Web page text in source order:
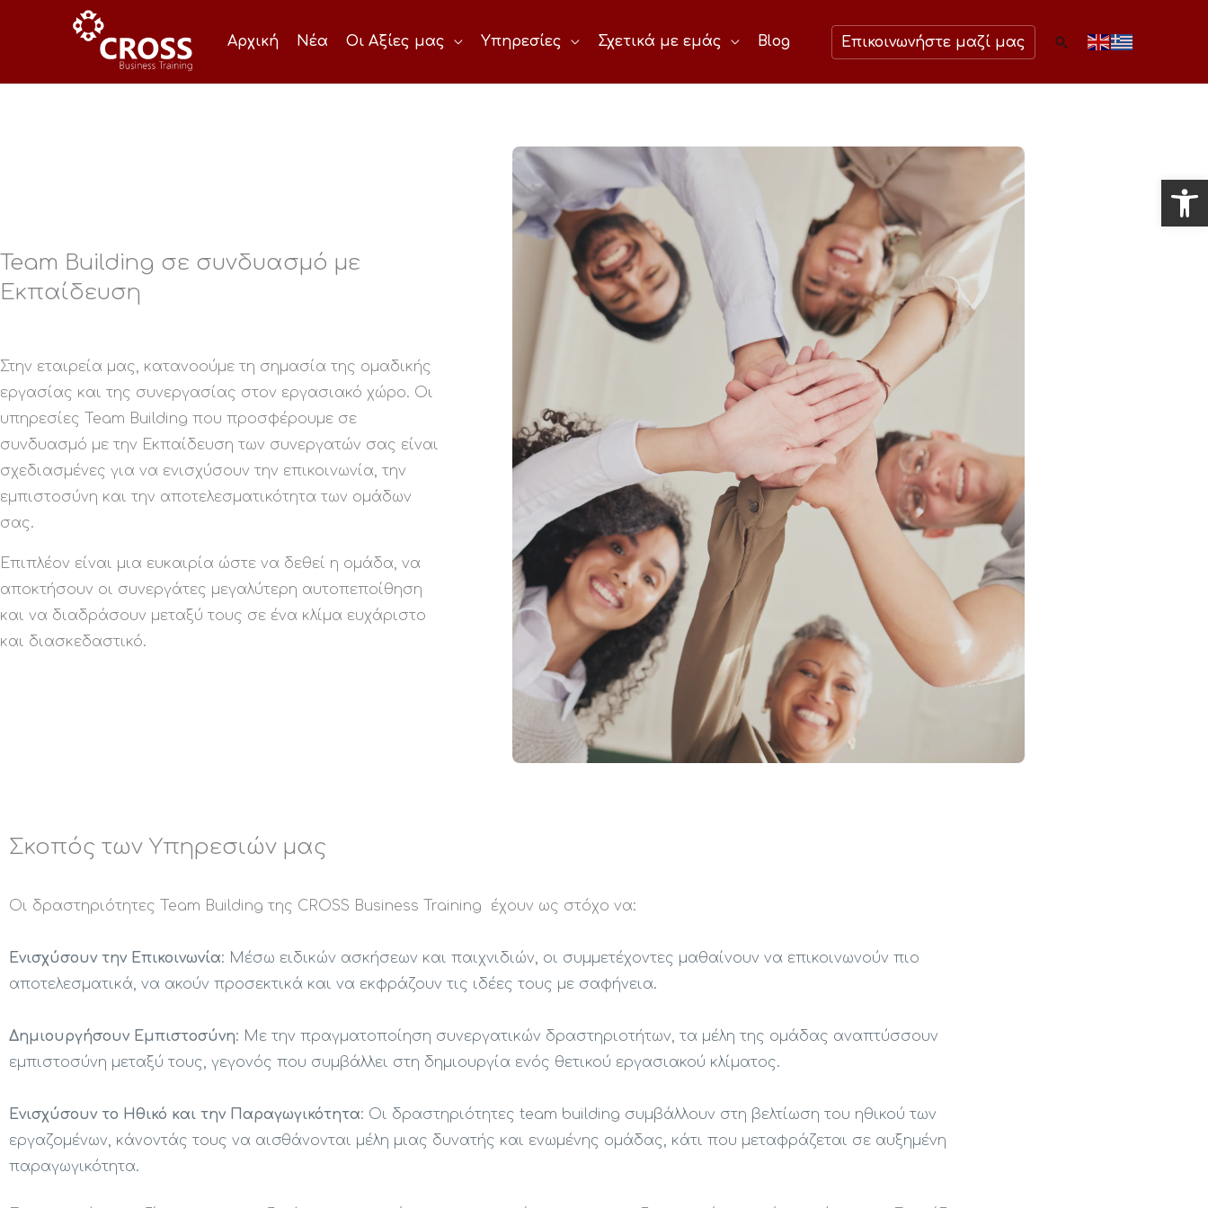
Μετάβαση
Αρχική Νέα Οι Αξίες μας Υπηρεσίες Σχετικά με εμάς Blog Επικοινωνήστε μαζί μας Αναζήτηση
Team Building σε συνδυασμό με
Εκπαίδευση
Στην εταιρεία μας, κατανοούμε τη σημασία της ομαδικής
εργασίας και της συνεργασίας στον εργασιακό χώρο. Οι
υπηρεσίες Team Building που προσφέρουμε σε
συνδυασμό με την Εκπαίδευση των συνεργατών σας είναι
σχεδιασμένες για να ενισχύσουν την επικοινωνία, την
εμπιστοσύνη και την αποτελεσματικότητα των ομάδων
σας.
Επιπλέον είναι μια ευκαιρία ώστε να δεθεί η ομάδα, να
αποκτήσουν οι συνεργάτες μεγαλύτερη αυτοπεποίθηση
και να διαδράσουν μεταξύ τους σε ένα κλίμα ευχάριστο
και διασκεδαστικό.
Σκοπός των Υπηρεσιών μας
Οι δραστηριότητες Team Building της CROSS Business Training έχουν ως στόχο να:
Ενισχύσουν την Επικοινωνία: Μέσω ειδικών ασκήσεων και παιχνιδιών, οι συμμετέχοντες μαθαίνουν να επικοινωνούν πιο
αποτελεσματικά, να ακούν προσεκτικά και να εκφράζουν τις ιδέες τους με σαφήνεια.
Δημιουργήσουν Εμπιστοσύνη: Με την πραγματοποίηση συνεργατικών δραστηριοτήτων, τα μέλη της ομάδας αναπτύσσουν
εμπιστοσύνη μεταξύ τους, γεγονός που συμβάλλει στη δημιουργία ενός θετικού εργασιακού κλίματος.
Ενισχύσουν το Ηθικό και την Παραγωγικότητα: Οι δραστηριότητες team building συμβάλλουν στη βελτίωση του ηθικού των
εργαζομένων, κάνοντάς τους να αισθάνονται μέλη μιας δυνατής και ενωμένης ομάδας, κάτι που μεταφράζεται σε αυξημένη
παραγωγικότητα.